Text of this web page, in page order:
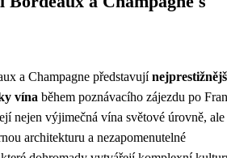
a Champagne představují
vína během poznávacího zájezdu po
nejen výjimečná vína světové úrovně, ale
architekturu a nezapomenutelné